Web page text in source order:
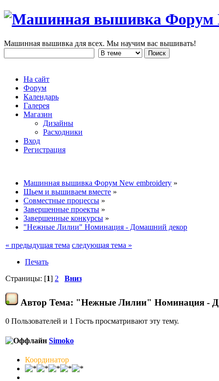
Машинная вышивка для всех. Мы научим вас вышивать!
На сайт
Форум
Календарь
Галерея
Магазин
Дизайны
Расходники
Вход
Регистрация
Машинная вышивка Форум New embroidery »
Шьем и вышиваем вместе »
Совместные процессы »
Завершенные проекты »
Завершенные конкурсы »
"Нежные Лилии" Номинация - Домашний декор
« предыдущая тема следующая тема »
Печать
Страницы: [1] 2 Вниз
Автор Тема: "Нежные Лилии" Номинация -
0 Пользователей и 1 Гость просматривают эту тему.
Simoko
Координатор